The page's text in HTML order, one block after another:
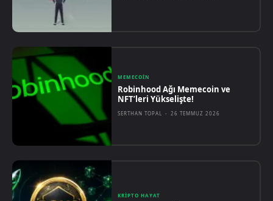
MEMECOIN
Robinhood Ağı Memecoin ve
NFT’leri Yükselişte!
SERTHAN TOPAL - 26 TEMMUZ 2026
KRIPTO HAYAT